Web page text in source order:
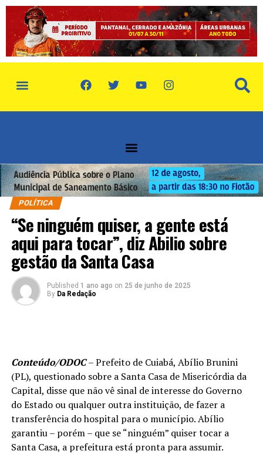
POLÍTICA
“Se ninguém quiser, a gente está
aqui para tocar”, diz Abilio sobre
gestão da Santa Casa
Published 1 ano ago on 25 de junho de 2025
By Da Redação
Conteúdo/ODOC– Prefeito de Cuiabá, Abílio Brunini
(PL), questionado sobre a Santa Casa de Misericórdia da
Capital, disse que não vê sinal de interesse do Governo
do Estado ou qualquer outra instituição, de fazer a
transferência do hospital para o município. Abílio
garantiu – porém – que se “ninguém” quiser tocar a
Santa Casa, a prefeitura está pronta para assumir.